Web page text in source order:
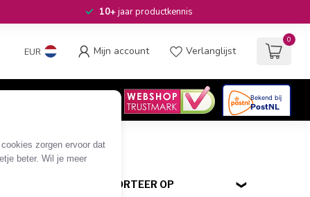
zorgen ervoor dat
beter. Wil je meer
10+jaar productkennis
EUR Mijn account Verlanglijst
0
SORTEER OP